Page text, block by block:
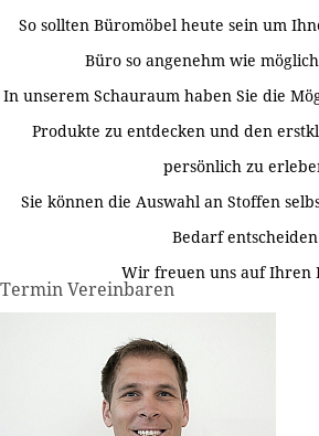
So sollten Büromöbel heute sein um
Büro so angenehm wie
In unserem Schauraum haben Sie die
Produkte zu entdecken und den
persönlich zu
Sie können die Auswahl an Stoffen
Bedarf
Wir freuen uns auf Ihren
Termin Vereinbaren